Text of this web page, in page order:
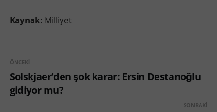
Kaynak: Milliyet
ÖNCEKI
Solskjaer’den şok karar: Ersin Destanoğlu
gidiyor mu?
SONRAKI